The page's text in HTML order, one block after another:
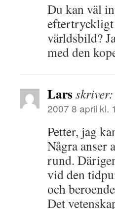
Du kan väl
eftertryckligt
världsbild?
med den
Larsskriver:
2007 8 april kl.
Petter, jag
Några anser
rund.
vid den
och
Det